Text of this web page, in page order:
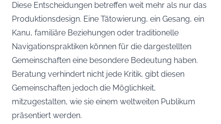
Diese Entscheidungen betreffen weit mehr als nur das
Produktionsdesign. Eine Tätowierung, ein Gesang, ein
Kanu, familiäre Beziehungen oder traditionelle
Navigationspraktiken können für die dargestellten
Gemeinschaften eine besondere Bedeutung haben.
Beratung verhindert nicht jede Kritik, gibt diesen
Gemeinschaften jedoch die Möglichkeit,
mitzugestalten, wie sie einem weltweiten Publikum
präsentiert werden.